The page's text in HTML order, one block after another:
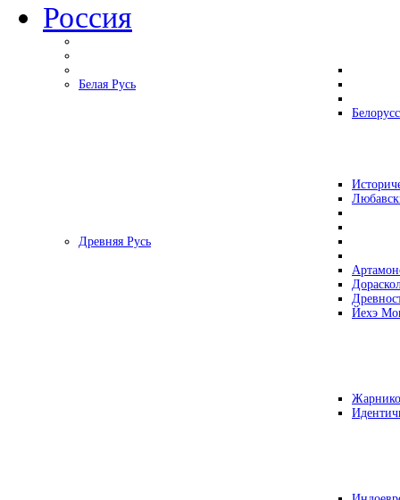
Россия
Белая Русь
Древняя Русь
Йехэ